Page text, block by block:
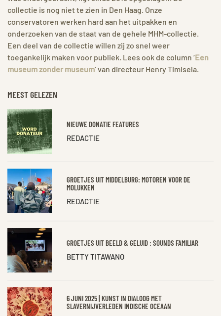
collectie is nog niet te zien in Den Haag. Onze
conservatoren werken hard aan het uitpakken en
onderzoeken van de staat van de gehele MHM-collectie.
Een deel van de collectie willen zij zo snel weer
toegankelijk maken voor publiek. Lees ook de column ‘Een
museum zonder museum’ van directeur Henry Timisela.
MEEST GELEZEN
NIEUWE DONATIE FEATURES
REDACTIE
GROETJES UIT MIDDELBURG: MOTOREN VOOR DE
MOLUKKEN
REDACTIE
GROETJES UIT BEELD & GELUID : SOUNDS FAMILIAR
BETTY TITAWANO
6 JUNI 2025 | KUNST IN DIALOOG MET
SLAVERNIJVERLEDEN INDISCHE OCEAAN